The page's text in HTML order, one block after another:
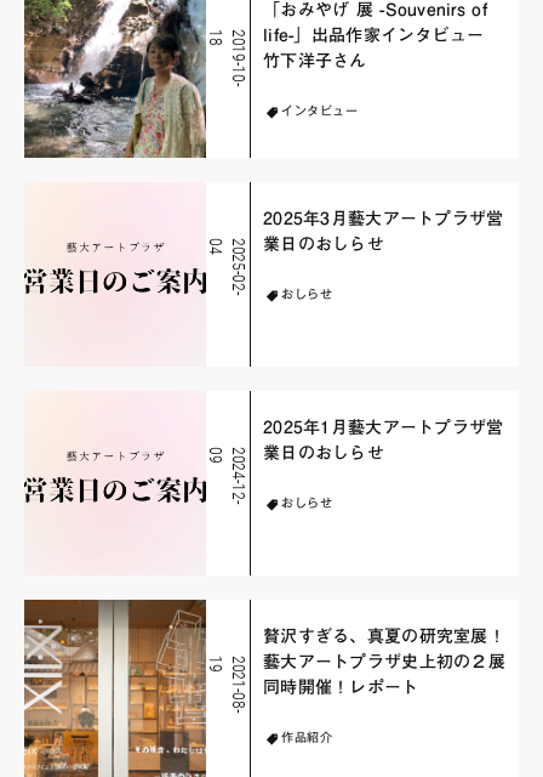
2
0
1
9
-
1
0
-
1
8
「おみやげ 展 -Souvenirs of
life-」出品作家インタビュー
竹下洋子さん
インタビュー
2
0
2
5
-
0
2
-
0
4
2025年3月藝大アートプラザ営
業日のおしらせ
おしらせ
2
0
2
4
-
1
2
-
0
9
2025年1月藝大アートプラザ営
業日のおしらせ
おしらせ
2
0
2
1
-
0
8
-
1
9
贅沢すぎる、真夏の研究室展！
藝大アートプラザ史上初の２展
同時開催！レポート
作品紹介